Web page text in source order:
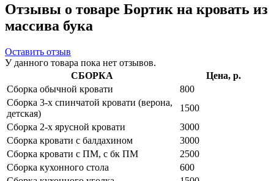
Отзывы о товаре Бортик на кровать из
массива бука
Оставить отзыв
У данного товара пока нет отзывов.
СБОРКА
Цена, р.
Сборка обычной кровати
800
Сборка 3-х спинчатой кровати (верона,
детская)
1500
Сборка 2-х ярусной кровати
3000
Сборка кровати с балдахином
3000
Сборка кровати с ПМ, с бк ПМ
2500
Сборка кухонного стола
600